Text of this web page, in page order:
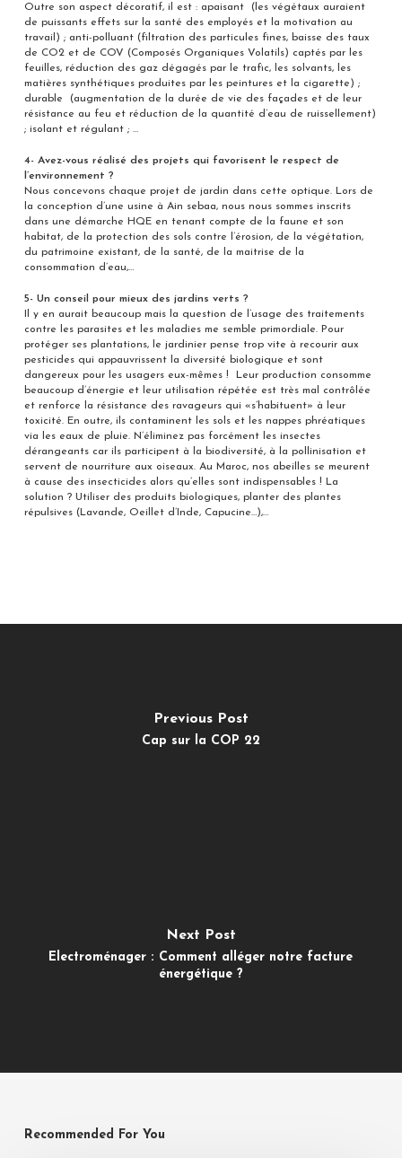
Outre son aspect décoratif, il est : apaisant (les végétaux auraient
de puissants effets sur la santé des employés et la motivation au
travail) ; anti-polluant (filtration des particules fines, baisse des taux
de CO2 et de COV (Composés Organiques Volatils) captés par les
feuilles, réduction des gaz dégagés par le trafic, les solvants, les
matières synthétiques produites par les peintures et la cigarette) ;
durable (augmentation de la durée de vie des façades et de leur
résistance au feu et réduction de la quantité d’eau de ruissellement)
; isolant et régulant ; …
4- Avez-vous réalisé des projets qui favorisent le respect de
l’environnement ?
Nous concevons chaque projet de jardin dans cette optique. Lors de
la conception d’une usine à Ain sebaa, nous nous sommes inscrits
dans une démarche HQE en tenant compte de la faune et son
habitat, de la protection des sols contre l’érosion, de la végétation,
du patrimoine existant, de la santé, de la maitrise de la
consommation d’eau,…
5- Un conseil pour mieux des jardins verts ?
Il y en aurait beaucoup mais la question de l’usage des traitements
contre les parasites et les maladies me semble primordiale. Pour
protéger ses plantations, le jardinier pense trop vite à recourir aux
pesticides qui appauvrissent la diversité biologique et sont
dangereux pour les usagers eux-mêmes ! Leur production consomme
beaucoup d’énergie et leur utilisation répétée est très mal contrôlée
et renforce la résistance des ravageurs qui «s’habituent» à leur
toxicité. En outre, ils contaminent les sols et les nappes phréatiques
via les eaux de pluie. N’éliminez pas forcément les insectes
dérangeants car ils participent à la biodiversité, à la pollinisation et
servent de nourriture aux oiseaux. Au Maroc, nos abeilles se meurent
à cause des insecticides alors qu’elles sont indispensables ! La
solution ? Utiliser des produits biologiques, planter des plantes
répulsives (Lavande, Oeillet d’Inde, Capucine…),…
Previous Post
Cap sur la COP 22
Next Post
Electroménager : Comment alléger notre facture
énergétique ?
Recommended For You